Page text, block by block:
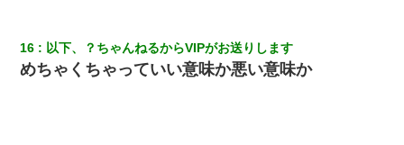
夫の友達がBBQを定期的に開催して夫婦で参加してたんだけど、
女性側のリーダーみたいな人に「BBQは友達とやりなよ！」と言
われて…
16 以下、？ちゃんねるからVIPがお送りします
めちゃくちゃっていい意味か悪い意味か